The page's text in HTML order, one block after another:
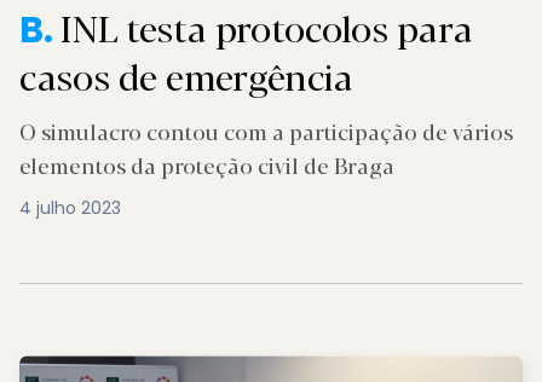
B.INL testa protocolos para
casos de emergência
O simulacro contou com a participação de vários
elementos da proteção civil de Braga
4 julho 2023